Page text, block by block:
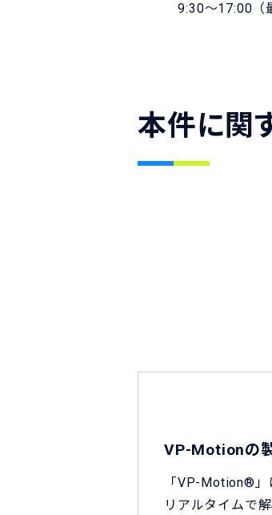
9:30～17:00（最
本件に関
VP-Motionの
「VP-Motion®
リアルタイムで